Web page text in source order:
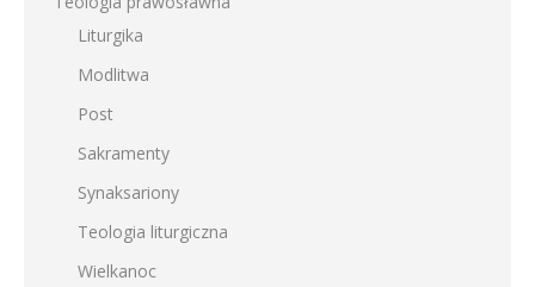
Liturgika
Modlitwa
Post
Sakramenty
Synaksariony
Teologia liturgiczna
Wielkanoc